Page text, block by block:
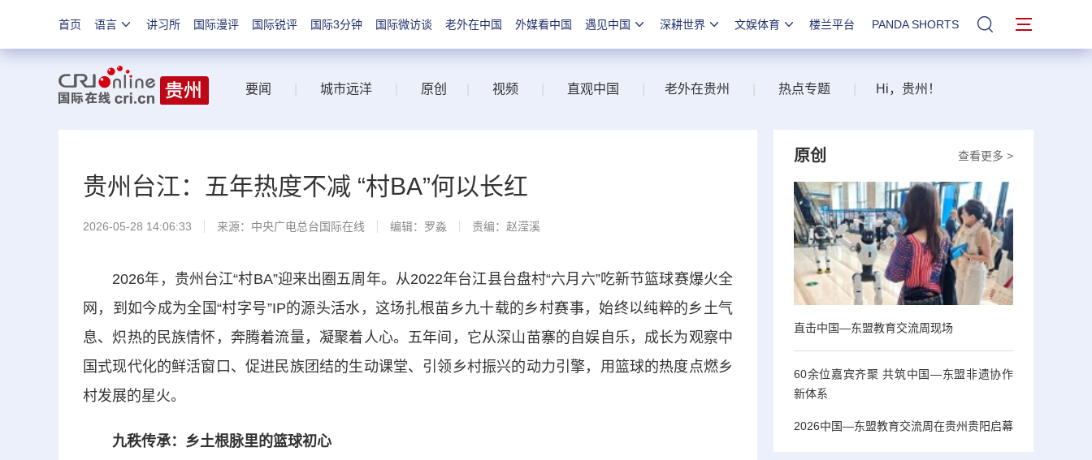
首页 语言 讲习所 国际漫评 国际锐评 国际3分钟 国际微访谈 老外在中国 外媒看中国 遇见中国 深耕世界 文娱体育 楼兰平台 PANDA SHORTS 站内搜索
要闻 城市远洋 原创 视频 直观中国 老外在贵州 热点专题 Hi，贵州！
贵州台江：五年热度不减 “村BA”何以长红
2026-05-28 14:06:33 来源：中央广电总台国际在线 编辑：罗淼 责编：赵滢溪
2026年，贵州台江“村BA”迎来出圈五周年。从2022年台江县台盘村“六月六”吃新节篮球赛爆火全
网，到如今成为全国“村字号”IP的源头活水，这场扎根苗乡九十载的乡村赛事，始终以纯粹的乡土气
息、炽热的民族情怀，奔腾着流量，凝聚着人心。五年间，它从深山苗寨的自娱自乐，成长为观察中
国式现代化的鲜活窗口、促进民族团结的生动课堂、引领乡村振兴的动力引擎，用篮球的热度点燃乡
村发展的星火。
九秩传承：乡土根脉里的篮球初心
查看更多 >
原创
直击中国—东盟教育交流周现场
60余位嘉宾齐聚 共筑中国—东盟非遗协作
新体系
2026中国—东盟教育交流周在贵州贵阳启幕